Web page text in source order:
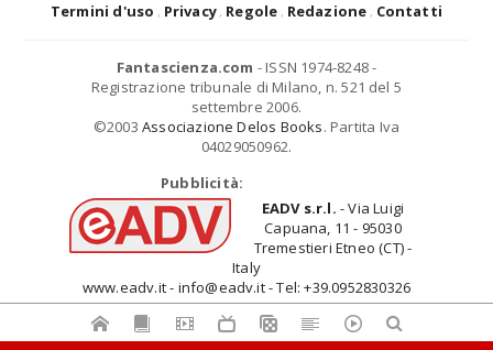
Termini d'uso Privacy Regole Redazione Contatti
Fantascienza.com - ISSN 1974-8248 -
Registrazione tribunale di Milano, n. 521 del 5
settembre 2006.
©2003 Associazione Delos Books. Partita Iva
04029050962.
Pubblicità:
EADV s.r.l. - Via Luigi
Capuana, 11 - 95030
Tremestieri Etneo (CT) -
Italy
www.eadv.it - info@eadv.it - Tel: +39.0952830326